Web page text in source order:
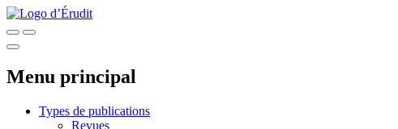
Menu principal
Types de publications
Revues